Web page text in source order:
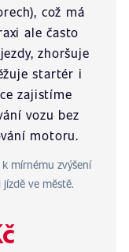
což má
ale často
zhoršuje
startér i
zajistíme
vozu bez
motoru.
mírnému zvýšení
ve městě.